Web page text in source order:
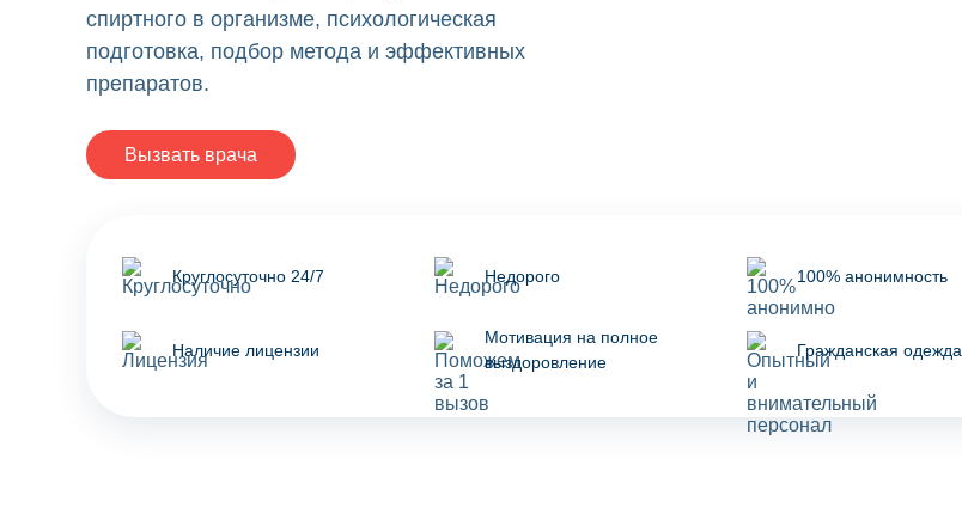
спиртного в организме, психологическая
подготовка, подбор метода и эффективных
препаратов.
Вызвать врача
Круглосуточно 24/7 Недорого 100% анонимность
Наличие лицензии
Мотивация на полное
выздоровление
Гражданская одежда